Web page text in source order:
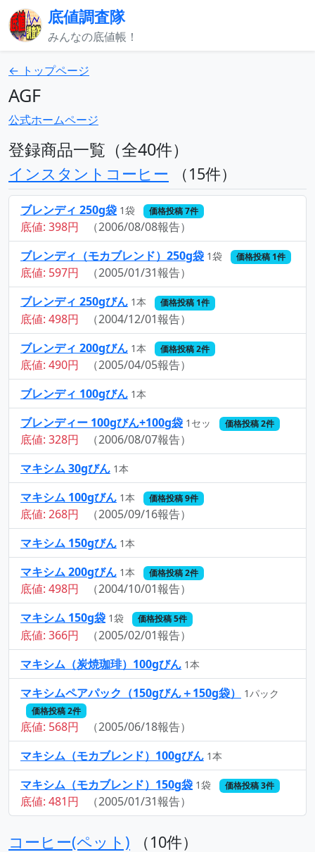
底値調査隊
みんなの底値帳！
← トップページ
AGF
公式ホームページ
登録商品一覧（全40件）
インスタントコーヒー （15件）
ブレンディ 250g袋 1袋 価格投稿 7件
底値: 398円
（2006/08/08報告）
ブレンディ（モカブレンド）250g袋 1袋 価格投稿 1件
底値: 597円
（2005/01/31報告）
ブレンディ 250gびん 1本 価格投稿 1件
底値: 498円
（2004/12/01報告）
ブレンディ 200gびん 1本 価格投稿 2件
底値: 490円
（2005/04/05報告）
ブレンディ 100gびん 1本
ブレンディー 100gびん+100g袋 1セッ 価格投稿 2件
底値: 328円
（2006/08/07報告）
マキシム 30gびん 1本
マキシム 100gびん 1本 価格投稿 9件
底値: 268円
（2005/09/16報告）
マキシム 150gびん 1本
マキシム 200gびん 1本 価格投稿 2件
底値: 498円
（2004/10/01報告）
マキシム 150g袋 1袋 価格投稿 5件
底値: 366円
（2005/02/01報告）
マキシム（炭焼珈琲）100gびん 1本
マキシムペアパック（150gびん＋150g袋） 1パック
価格投稿 2件
底値: 568円
（2005/06/18報告）
マキシム（モカブレンド）100gびん 1本
マキシム（モカブレンド）150g袋 1袋 価格投稿 3件
底値: 481円 （2005/01/31報告）
コーヒー(ペット) （10件）